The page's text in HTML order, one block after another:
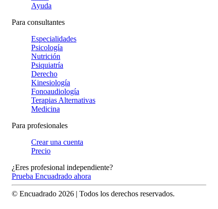
Ayuda
Para consultantes
Especialidades
Psicología
Nutrición
Psiquiatría
Derecho
Kinesiología
Fonoaudiología
Terapias Alternativas
Medicina
Para profesionales
Crear una cuenta
Precio
¿Eres profesional independiente?
Prueba Encuadrado ahora
© Encuadrado 2026 | Todos los derechos reservados.